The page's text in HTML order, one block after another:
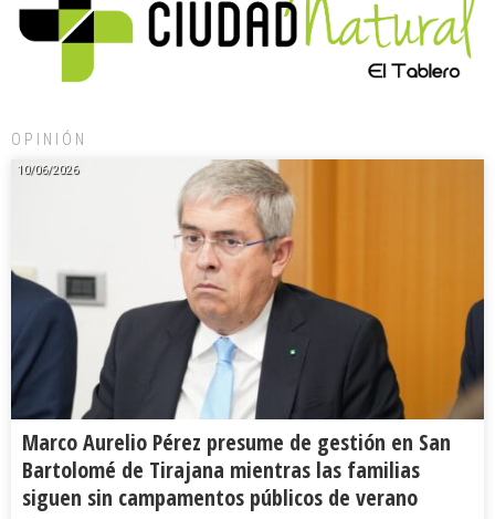
OPINIÓN
10/06/2026
Marco Aurelio Pérez presume de gestión en San
Bartolomé de Tirajana mientras las familias
siguen sin campamentos públicos de verano